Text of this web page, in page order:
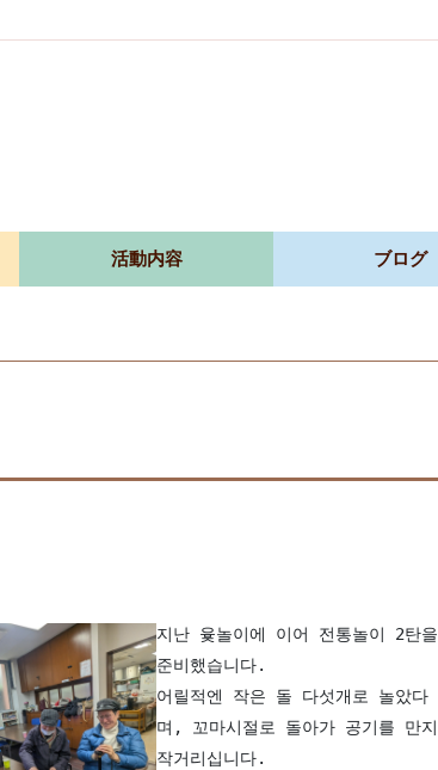
活動内容 ブログ
지난 윷놀이에 이어 전통놀이 2탄을
준비했습니다.
어릴적엔 작은 돌 다섯개로 놀았다
며, 꼬마시절로 돌아가 공기를 만지
작거리십니다.